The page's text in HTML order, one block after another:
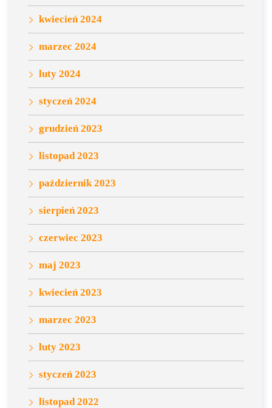
kwiecień 2024
marzec 2024
luty 2024
styczeń 2024
grudzień 2023
listopad 2023
październik 2023
sierpień 2023
czerwiec 2023
maj 2023
kwiecień 2023
marzec 2023
luty 2023
styczeń 2023
listopad 2022